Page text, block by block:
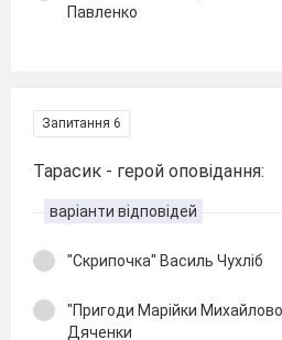
Павленко
Запитання 6
Тарасик - герой оповідання:
варіанти відповідей
"Скрипочка" Василь Чухліб
"Пригоди Марійки
Дяченки